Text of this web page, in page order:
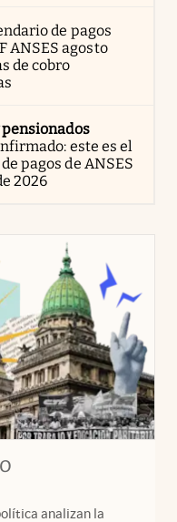
de pagos
ANSES agosto
de cobro
pensionados
este es el
pagos de ANSES
2026
analizan la